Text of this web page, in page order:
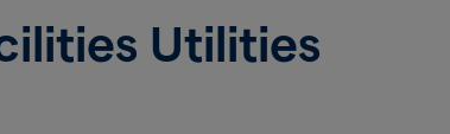
Utilities